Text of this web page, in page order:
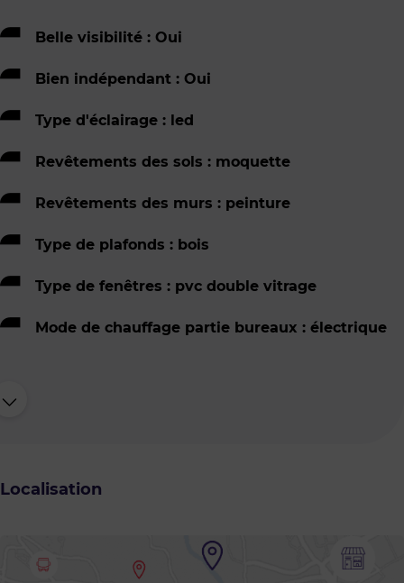
Belle visibilité : Oui
Bien indépendant : Oui
Type d'éclairage : led
Revêtements des sols : moquette
Revêtements des murs : peinture
Type de plafonds : bois
Type de fenêtres : pvc double vitrage
Mode de chauffage partie bureaux : électrique
Localisation